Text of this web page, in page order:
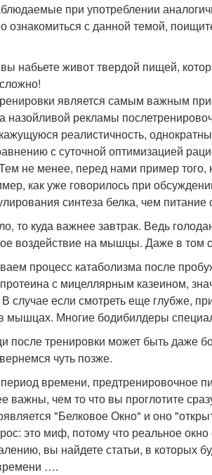
при употреблении
с данной темой,
набьете живот твердой пищей,
является самым важным
назойливой рекламы
реалистичность,
с суточной оптимизацией
не менее, перед нами пример
как уже говорилось при
синтеза белка, чем питание
то куда важнее завтрак. Ведь
воздействие на мышцы. Даже в том
процесс катаболизма после
с мицеллярным казеином,
случае если смотреть еще глубже,
мышцах. Многие бодибилдеры
после тренировки может быть даже
чуть позже.
времени, предтренировочное
важны, чем то что вы проглотите
"Белковое Окно" и оно
это миф, потому что реальное
вы найдете статьи, в которых
….